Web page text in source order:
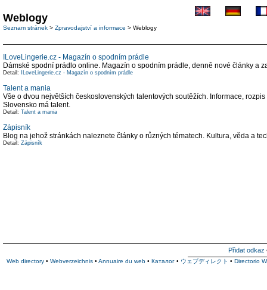
Weblogy
Seznam stránek > Zpravodajství a informace > Weblogy
ILoveLingerie.cz - Magazín o spodním prádle
Dámské spodní prádlo online. Magazín o spodním prádle, denně nové články a
Detail: ILoveLingerie.cz - Magazín o spodním prádle
Talent a mania
Vše o dvou největších československých talentových soutěžích. Informace,
Slovensko má talent.
Detail: Talent a mania
Zápisník
Blog na jehož stránkách naleznete články o různých tématech. Kultura, věda a
Detail: Zápisník
Přidat odkaz
Web directory • Webverzeichnis • Annuaire du web • Каталог • ウェブディレクト • Directorio